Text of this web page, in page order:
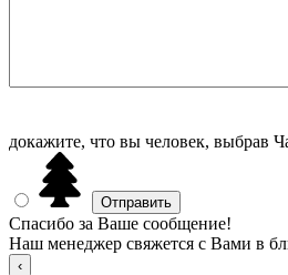
докажите, что вы человек, выбрав
Спасибо за Ваше сообщение!
Наш менеджер свяжется с Вами в